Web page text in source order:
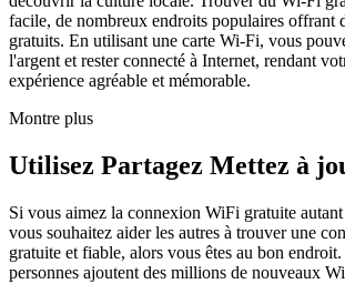
facile, de nombreux endroits populaires offrant
gratuits. En utilisant une carte Wi-Fi, vous
l'argent et rester connecté à Internet, rendant
expérience agréable et mémorable.
Montre plus
Utilisez Partagez Mettez à
Si vous aimez la connexion WiFi gratuite
vous souhaitez aider les autres à trouver une
gratuite et fiable, alors vous êtes au bon
personnes ajoutent des millions de nouveaux